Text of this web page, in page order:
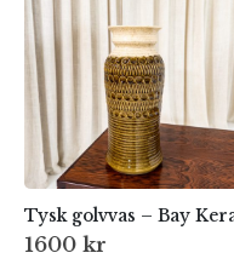
1600 kr